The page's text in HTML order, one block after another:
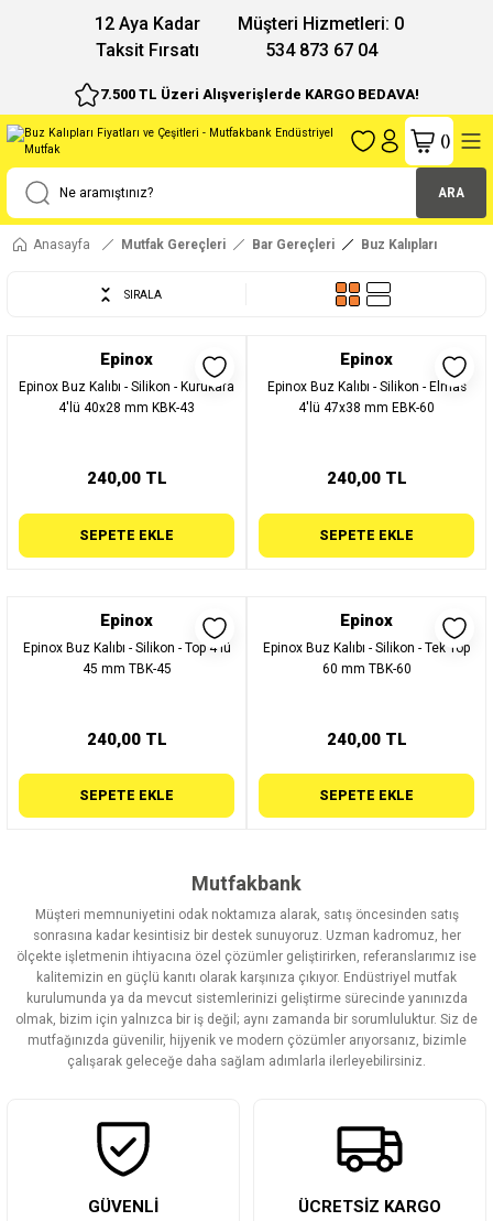
12 Aya Kadar
Taksit Fırsatı
Müşteri Hizmetleri: 0
534 873 67 04
7.500 TL Üzeri Alışverişlerde KARGO BEDAVA!
ARA
()
Anasayfa Mutfak Gereçleri Bar Gereçleri Buz Kalıpları
SIRALA
Epinox
Epinox Buz Kalıbı - Silikon - Kurukafa
4'lü 40x28 mm KBK-43
240,00 TL
SEPETE EKLE
Epinox
Epinox Buz Kalıbı - Silikon - Elmas
4'lü 47x38 mm EBK-60
240,00 TL
SEPETE EKLE
Epinox
Epinox Buz Kalıbı - Silikon - Top 4'lü
45 mm TBK-45
240,00 TL
SEPETE EKLE
Epinox
Epinox Buz Kalıbı - Silikon - Tek Top
60 mm TBK-60
240,00 TL
SEPETE EKLE
Mutfakbank
Müşteri memnuniyetini odak noktamıza alarak, satış öncesinden satış
sonrasına kadar kesintisiz bir destek sunuyoruz. Uzman kadromuz, her
ölçekte işletmenin ihtiyacına özel çözümler geliştirirken, referanslarımız ise
kalitemizin en güçlü kanıtı olarak karşınıza çıkıyor. Endüstriyel mutfak
kurulumunda ya da mevcut sistemlerinizi geliştirme sürecinde yanınızda
olmak, bizim için yalnızca bir iş değil; aynı zamanda bir sorumluluktur. Siz de
mutfağınızda güvenilir, hijyenik ve modern çözümler arıyorsanız, bizimle
çalışarak geleceğe daha sağlam adımlarla ilerleyebilirsiniz.
GÜVENLİ
ÜCRETSİZ KARGO